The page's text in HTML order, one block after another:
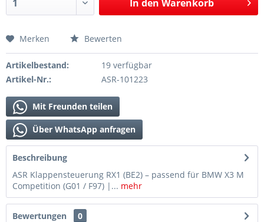
In den Warenkorb
Merken Bewerten
Artikelbestand:
19 verfügbar
Artikel-Nr.:
ASR-101223
Mit Freunden teilen
Über WhatsApp anfragen
Beschreibung
ASR Klappensteuerung RX1 (BE2) – passend für BMW X3 M
Competition (G01 / F97) |... mehr
Bewertungen
0